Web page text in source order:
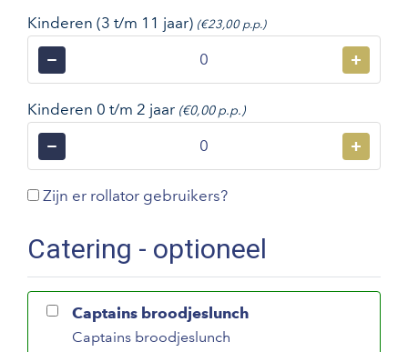
Kinderen (3 t/m 11 jaar) (€23,00 p.p.)
− +
Kinderen 0 t/m 2 jaar (€0,00 p.p.)
− +
Zijn er rollator gebruikers?
Catering - optioneel
Captains broodjeslunch
Captains broodjeslunch